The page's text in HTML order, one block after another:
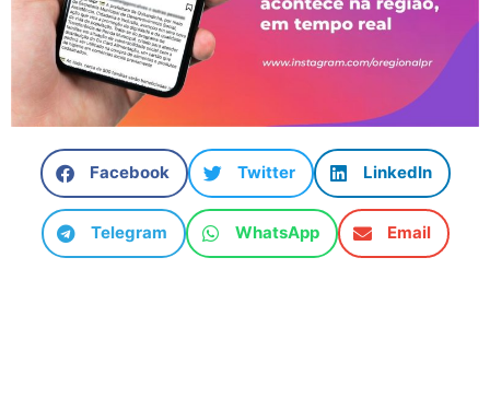
Facebook Twitter LinkedIn
Telegram WhatsApp Email